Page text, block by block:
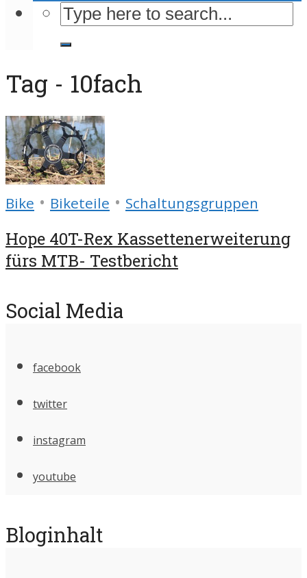
Tag - 10fach
Bike • Biketeile • Schaltungsgruppen
Hope 40T-Rex Kassettenerweiterung
fürs MTB- Testbericht
Social Media
facebook
twitter
instagram
youtube
Bloginhalt